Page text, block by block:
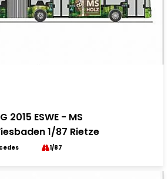
ESWE - MS
1/87 Rietze
1/87